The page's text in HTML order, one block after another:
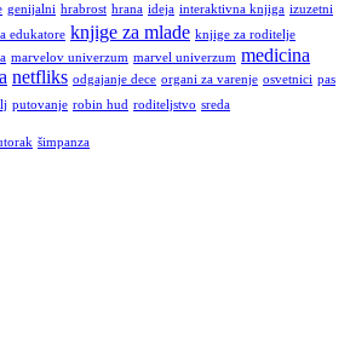
genijalni hrabrost hrana ideja interaktivna knjiga izuzetni
edukatore knjige za mlade knjige za roditelje
marvelov univerzum marvel univerzum medicina
netfliks odgajanje dece organi za varenje osvetnici pas
putovanje robin hud roditeljstvo sreda
šimpanza